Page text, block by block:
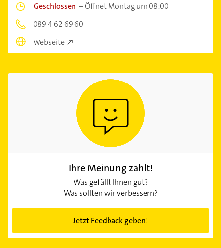
Geschlossen –Öffnet Montag um 08:00
089 4 62 69 60
Webseite
Ihre Meinung zählt!
Was gefällt Ihnen gut?
Was sollten wir verbessern?
Jetzt Feedback geben!